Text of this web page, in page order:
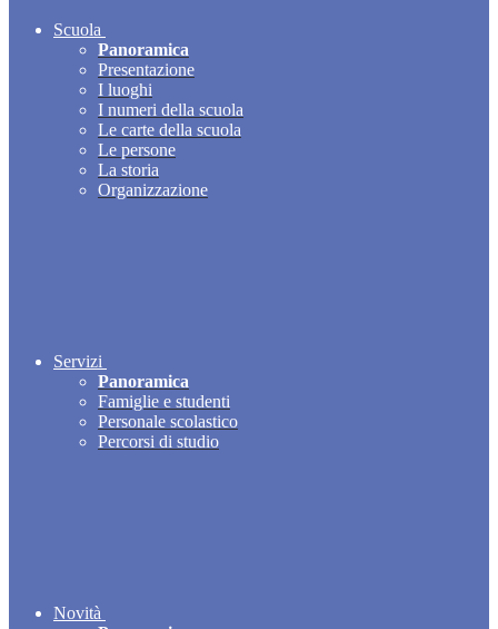
Scuola
Panoramica
Presentazione
I luoghi
I numeri della scuola
Le carte della scuola
Le persone
La storia
Organizzazione
Servizi
Panoramica
Famiglie e studenti
Personale scolastico
Percorsi di studio
Novità